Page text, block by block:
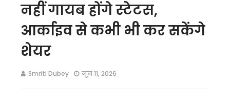
नहीं गायब होंगे स्टेटस,
आर्काइव से कभी भी कर सकेंगे
शेयर
Smriti Dubey जून 11, 2026